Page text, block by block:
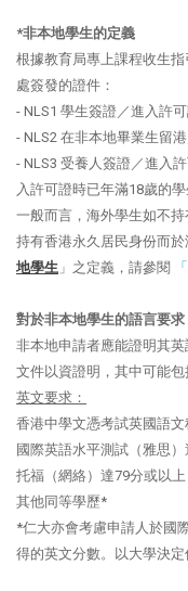
*非本地學生的定義
根據教育局專上課程收生
處簽發的證件：
- NLS1 學生簽證／進入許
- NLS2 在非本地畢業生留
- NLS3 受養人簽證／進入
入許可證時已年滿18歲的學
一般而言，海外學生如不
持有香港永久居民身份而
地學生 」之定義， 請參閱 「
對於非本地學生的語言要求
非本地申請者應能證明其
文件以資證明，其中可能包
英文要求：
香港中學文憑考試英國語
國際英語水平測試（雅思
托福（網絡）達79分或以
其他同等學歷*
*仁大亦會考慮申請人於國
得的英文分數。以大學決定